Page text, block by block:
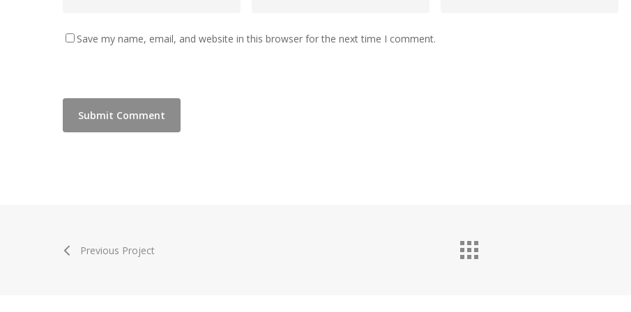
Save my name, email, and website in this browser for the next time I comment.
Previous Project